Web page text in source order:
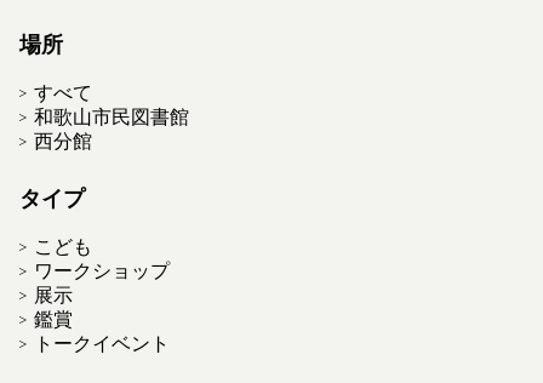
場所
すべて
和歌山市民図書館
西分館
タイプ
こども
ワークショップ
展示
鑑賞
トークイベント